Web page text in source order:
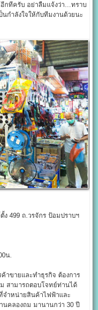
อีกทีครับ อย่าลืมแจ้งว่า…ทราบ
นกำลังใจให้กับทีมงานด้วยนะ
ง 499 ถ.วรจักร ป้อมปราบฯ
น.
าขายและทำธุรกิจ ต้องการ
สามารถตอบโจทย์ท่านได้
จำหน่ายสินค้าไฟฟ้าและ
คลองถม มานานกว่า 30 ปี